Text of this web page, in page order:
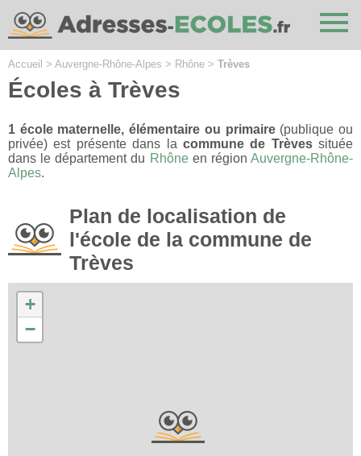
Accueil > Auvergne-Rhône-Alpes > Rhône > Trèves
Écoles à Trèves
1 école maternelle, élémentaire ou primaire(publique ou
privée) est présente dans la commune de Trèvessituée
dans le département du Rhôneen régionAuvergne-Rhône-
Alpes.
Plan de localisation de
l'école de la commune de
Trèves
+
−